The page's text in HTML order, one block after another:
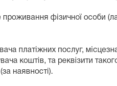
фізичної особи
платіжних послуг,
коштів, та реквізити
наявності).